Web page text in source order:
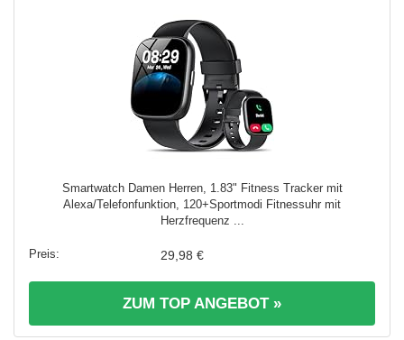
Smartwatch Damen Herren, 1.83" Fitness Tracker mit
Alexa/Telefonfunktion, 120+Sportmodi Fitnessuhr mit
Herzfrequenz ...
29,98 €
ZUM TOP ANGEBOT »